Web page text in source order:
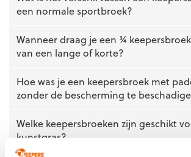
kan
worden
op
de
worden
op
een normale sportbroek?
Wanneer draag je een ¾
van een lange of korte?
Hoe was je een keepersbroek met
zonder de bescherming te
Welke keepersbroeken zijn geschikt
kunstgras?